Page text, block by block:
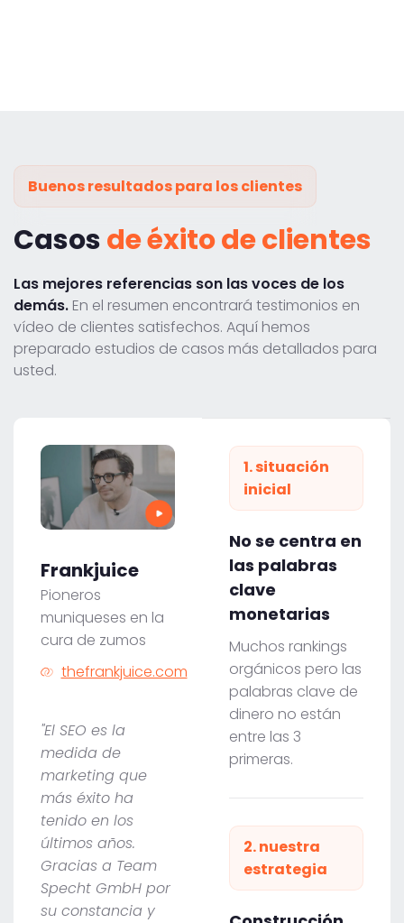
Buenos resultados para los clientes
Casosde éxito de clientes
Las mejores referencias son las voces de los
demás. En el resumen encontrará testimonios en
vídeo de clientes satisfechos. Aquí hemos
preparado estudios de casos más detallados para
usted.
Frankjuice
Pioneros
muniqueses en la
cura de zumos
thefrankjuice.com
"El SEO es la
medida de
marketing que
más éxito ha
tenido en los
últimos años.
Gracias a Team
Specht GmbH por
su constancia y
1. situación
inicial
No se centra en
las palabras
clave
monetarias
Muchos rankings
orgánicos pero las
palabras clave de
dinero no están
entre las 3
primeras.
2. nuestra
estrategia